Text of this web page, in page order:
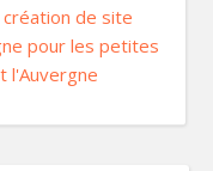
de site
pour les petites
l'Auvergne